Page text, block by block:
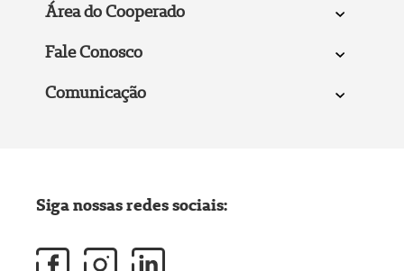
Área do Cooperado
Fale Conosco
Comunicação
Siga nossas redes sociais: